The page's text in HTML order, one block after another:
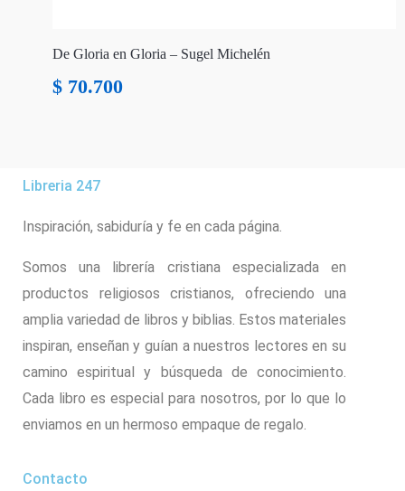
De Gloria en Gloria – Sugel Michelén
$ 70.700
Libreria 247
Inspiración, sabiduría y fe en cada página.
Somos una librería cristiana especializada en
productos religiosos cristianos, ofreciendo una
amplia variedad de libros y biblias. Estos materiales
inspiran, enseñan y guían a nuestros lectores en su
camino espiritual y búsqueda de conocimiento.
Cada libro es especial para nosotros, por lo que lo
enviamos en un hermoso empaque de regalo.
Contacto